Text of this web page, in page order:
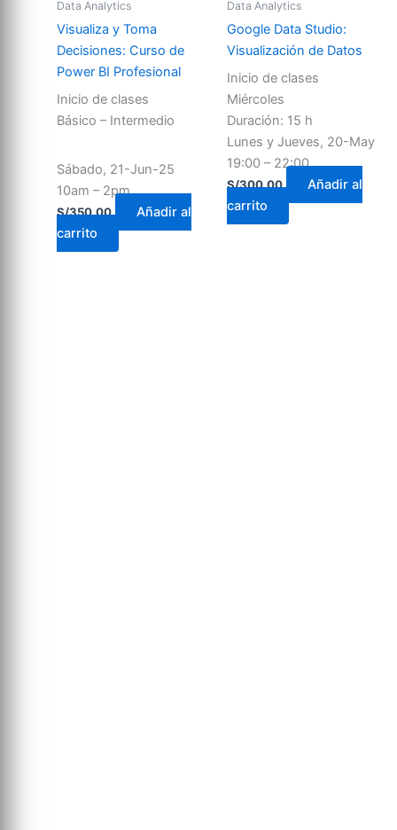
Data Analytics
Visualiza y Toma
Decisiones: Curso de
Power BI Profesional
Inicio de clases
Básico – Intermedio
Sábado, 21-Jun-25
10am – 2pm
S/350.00
Añadir al
carrito
Data Analytics
Google Data Studio:
Visualización de Datos
Inicio de clases
Miércoles
Duración: 15 h
Lunes y Jueves, 20-May
19:00 – 22:00
S/300.00
Añadir al
carrito